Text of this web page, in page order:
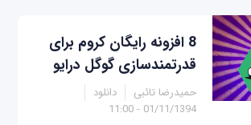
8 افزونه رایگان کروم برای
قدرتمندسازی گوگل درایو
حمیدرضا تائبی
دانلود
01/11/1394 - 11:00